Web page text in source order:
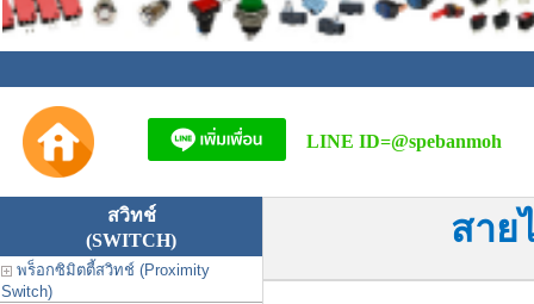
LINE ID=@spebanmoh
สวิทช์
(SWITCH)
พร็อกซิมิตตี้สวิทช์ (Proximity
Switch)
สาย